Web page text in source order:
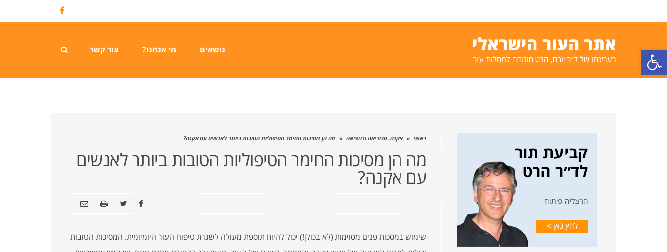
פתח סרגל נגישות
Facebook
נושאים מי אנחנו? צור קשר
ראשי » אקנה, סבוריאה ורוזציאה » מה הן מסיכות החימר הטיפוליות הטובות ביותר לאנשים עם אקנה?
מה הן מסיכות החימר הטיפוליות הטובות ביותר לאנשים
עם אקנה?
שימוש במסכות פנים מסוימות (לא בכולן!) יכול להיות תוספת מעולה לשגרת טיפוח העור היומיומית. המסיכות הטובות